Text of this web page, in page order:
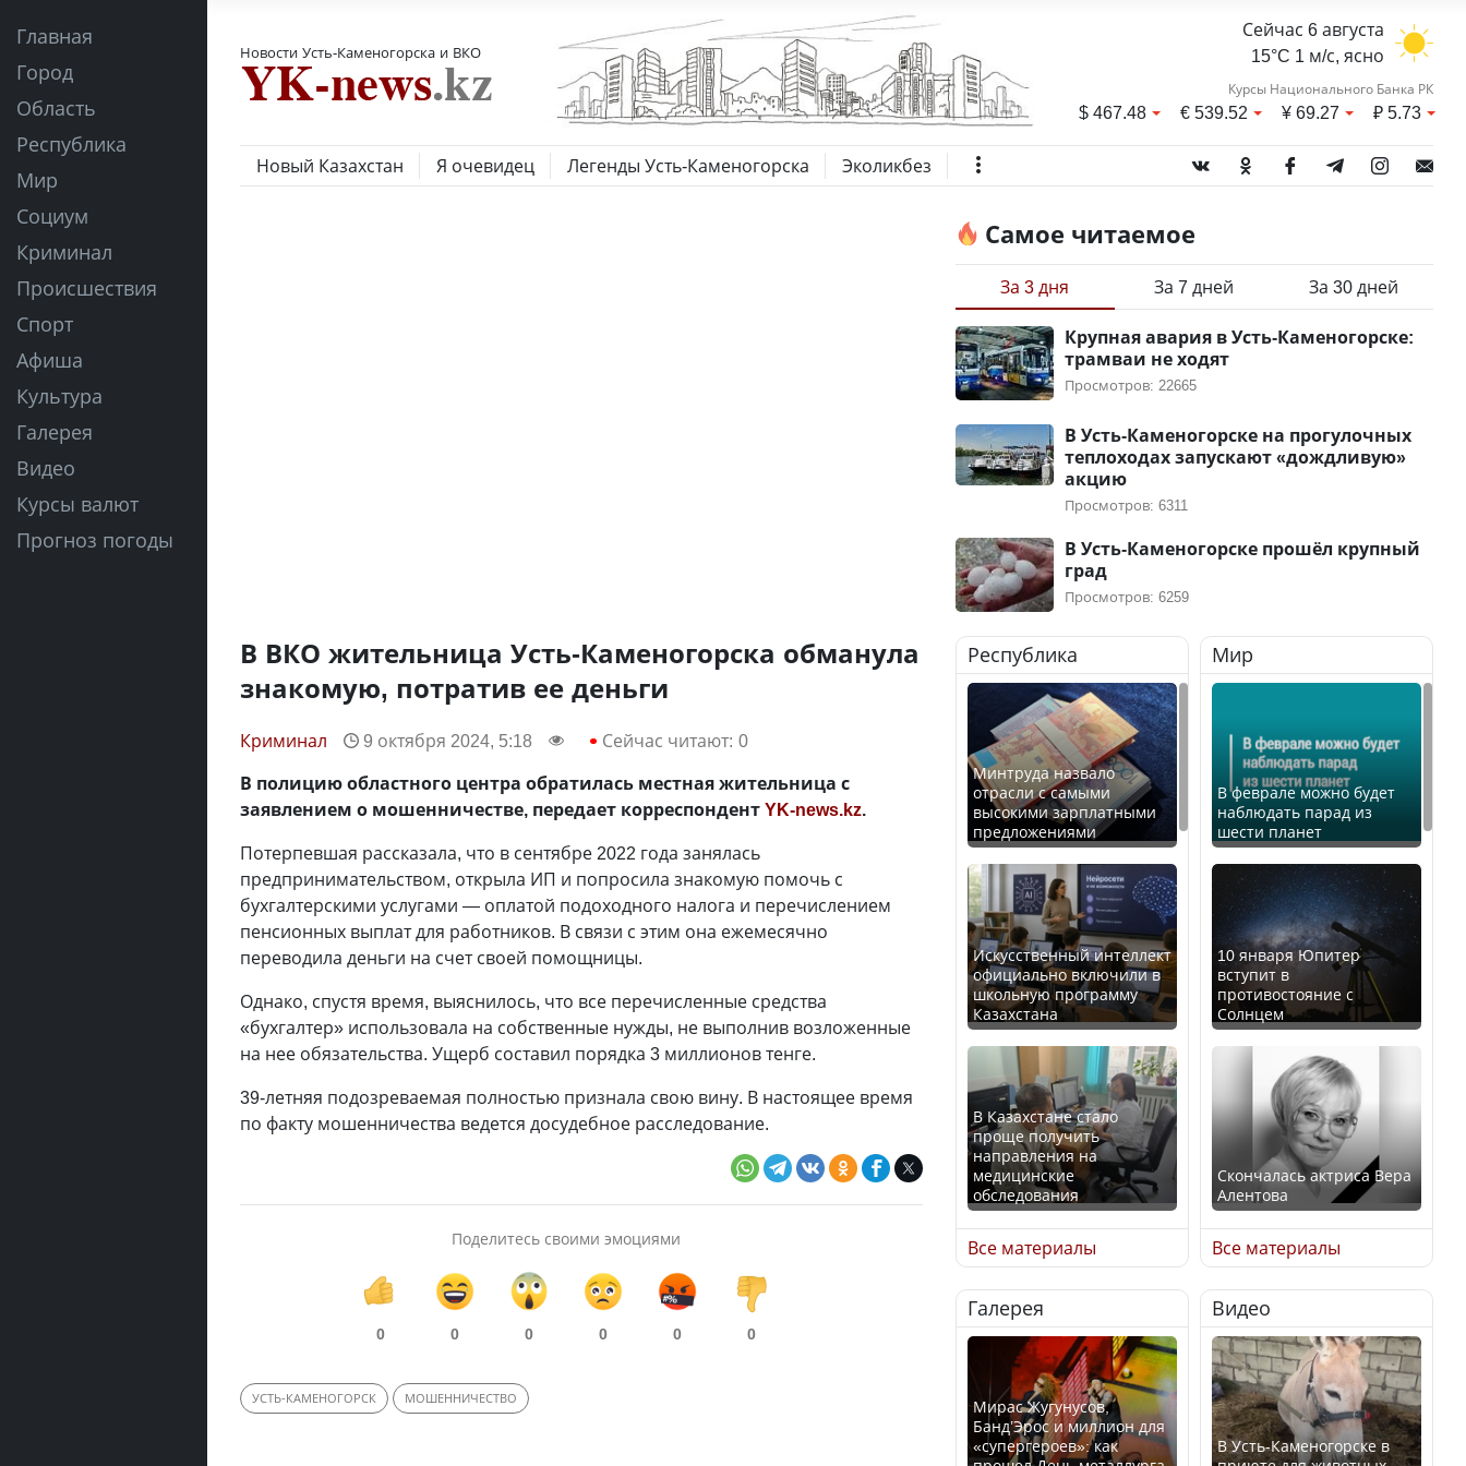
Главная
Город
Область
Республика
Мир
Социум
Криминал
Происшествия
Спорт
Афиша
Культура
Галерея
Видео
Курсы валют
Прогноз погоды
Новости Усть-Каменогорска и ВКО
Сейчас 6 августа
15°C 1 м/с, ясно
Курсы Национального Банка РК
$467.48 €539.52 ¥69.27 ₽5.73
Новый Казахстан Я очевидец Легенды Усть-Каменогорска Эколикбез
В ВКО жительница Усть-Каменогорска обманула
знакомую, потратив ее деньги
Криминал 9 октября 2024, 5:18 Сейчас читают: 0
В полицию областного центра обратилась местная жительница с
заявлением о мошенничестве, передает корреспондентYK-news.kz.
Потерпевшая рассказала, что в сентябре 2022 года занялась
предпринимательством, открыла ИП и попросила знакомую помочь с
бухгалтерскими услугами — оплатой подоходного налога и перечислением
пенсионных выплат для работников. В связи с этим она ежемесячно
переводила деньги на счет своей помощницы.
Однако, спустя время, выяснилось, что все перечисленные средства
«бухгалтер» использовала на собственные нужды, не выполнив возложенные
на нее обязательства. Ущерб составил порядка 3 миллионов тенге.
39-летняя подозреваемая полностью признала свою вину. В настоящее время
по факту мошенничества ведется досудебное расследование.
Поделитесь своими эмоциями
0 0 0 0 0 0
УСТЬ-КАМЕНОГОРСК МОШЕННИЧЕСТВО
Самое читаемое
За 3 дня За 7 дней За 30 дней
Крупная авария в Усть-Каменогорске:
трамваи не ходят
Просмотров: 22665
В Усть-Каменогорске на прогулочных
теплоходах запускают «дождливую»
акцию
Просмотров: 6311
В Усть-Каменогорске прошёл крупный
град
Просмотров: 6259
Республика
Минтруда назвало
отрасли с самыми
высокими зарплатными
предложениями
Искусственный интеллект
официально включили в
школьную программу
Казахстана
В Казахстане стало
проще получить
направления на
медицинские
обследования
Қазақстан Орталық Азия
елдері арасында әл-ауқат
индексінде көш бастады
Все материалы
Мир
В феврале можно будет
наблюдать парад из
шести планет
10 января Юпитер
вступит в
противостояние с
Солнцем
Скончалась актриса Вера
Алентова
В РФ вынесен заочный
приговор по уголовному
делу об убийстве Игоря
Талькова
Все материалы
Галерея
Мирас Жугунусов,
Банд’Эрос и миллион для
«супергероев»: как
Видео
В Усть-Каменогорске в